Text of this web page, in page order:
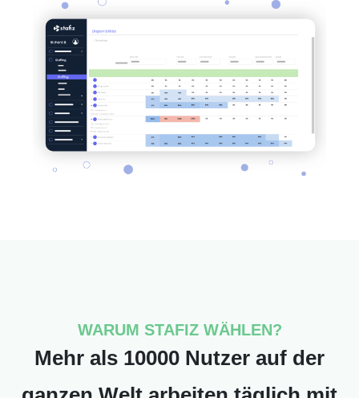
WARUM STAFIZ WÄHLEN?
Mehr als 10000 Nutzer auf der